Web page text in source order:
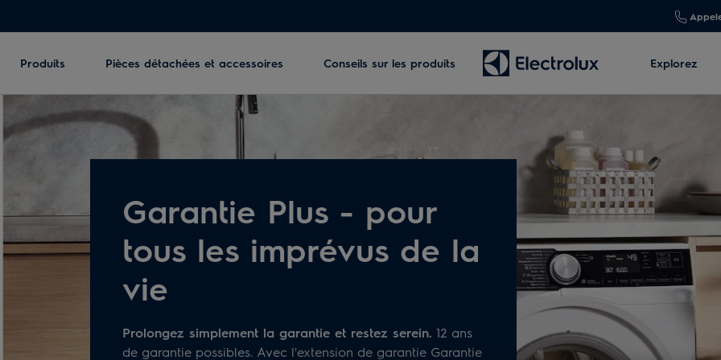
Produits Pièces détachées et accessoires Conseils sur les produits Explorez
Garantie Plus - pour
tous les imprévus de la
vie
Prolongez simplement la garantie et restez serein. 12 ans
de garantie possibles. Avec l'extension de garantie Garantie